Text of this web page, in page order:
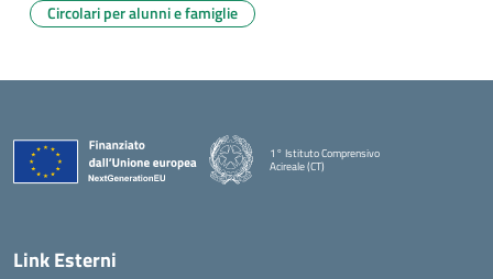
Circolari per alunni e famiglie
1° Istituto Comprensivo
Acireale (CT)
Link Esterni